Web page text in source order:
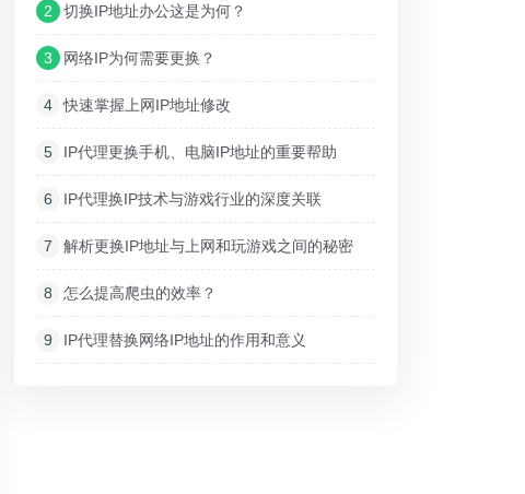
2 切换IP地址办公这是为何？
3 网络IP为何需要更换？
4 快速掌握上网IP地址修改
5 IP代理更换手机、电脑IP地址的重要帮助
6 IP代理换IP技术与游戏行业的深度关联
7 解析更换IP地址与上网和玩游戏之间的秘密
8 怎么提高爬虫的效率？
9 IP代理替换网络IP地址的作用和意义